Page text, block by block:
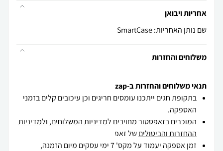
אחריות ויבואן
שם נותן האחריות: SmartCase
משלוחים והחזרות
תנאי משלוחים והחזרות ב-zap
בתקופת חגים ייתכנו עומסים חריגים וכן עיכובים קלים בזמני
האספקה.
המוכרים בזאפסטור מחויבים למדיניות המשלוחים, ולמדיניות
ההחזרות והביטוליםשל זאפ
זמן אספקה יעמוד על מקס' 7 ימי עסקים מיום הזמנה,